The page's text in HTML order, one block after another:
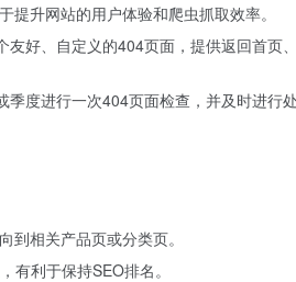
升网站的用户体验和爬虫抓取效率。
友好、自定义的404页面，提供返回首页
季度进行一次404页面检查，并及时进行
到相关产品页或分类页。
有利于保持SEO排名。